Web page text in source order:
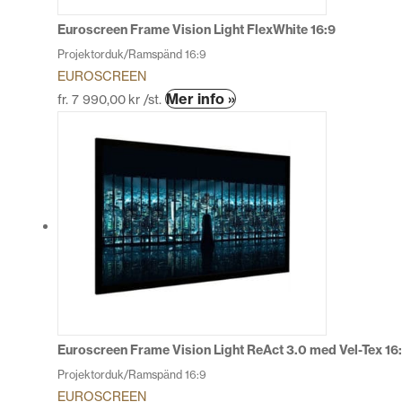
produktsidan
Euroscreen Frame Vision Light FlexWhite 16:9
Projektorduk/Ramspänd 16:9
EUROSCREEN
fr. 7 990,00 kr /st. Mer info »Den
har
flera
varianter.
De
olika
alternativen
kan
produktsidan
Euroscreen Frame Vision Light ReAct 3.0 med Vel-Tex
Projektorduk/Ramspänd 16:9
EUROSCREEN